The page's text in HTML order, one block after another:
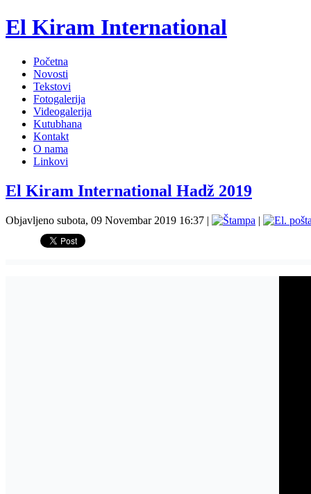
El Kiram International
Početna
Novosti
Tekstovi
Fotogalerija
Videogalerija
Kutubhana
Kontakt
O nama
Linkovi
El Kiram International Hadž 2019
Objavljeno subota, 09 Novembar 2019 16:37 | |